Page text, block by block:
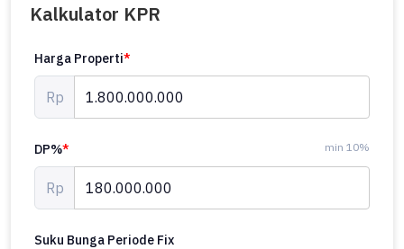
Kalkulator KPR
Harga Properti*
Rp
DP%* min 10%
Rp
Suku Bunga Periode Fix